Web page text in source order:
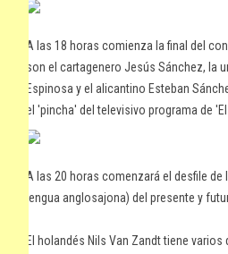
A las 18 horas comienza la final del
son el cartagenero Jesús Sánchez, la
Espinosa y el alicantino Esteban
el 'pincha' del televisivo programa de
A las 20 horas comenzará el desfile
lengua anglosajona) del presente y
El holandés Nils Van Zandt tiene